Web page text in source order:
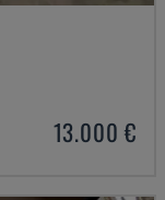
13.000 €